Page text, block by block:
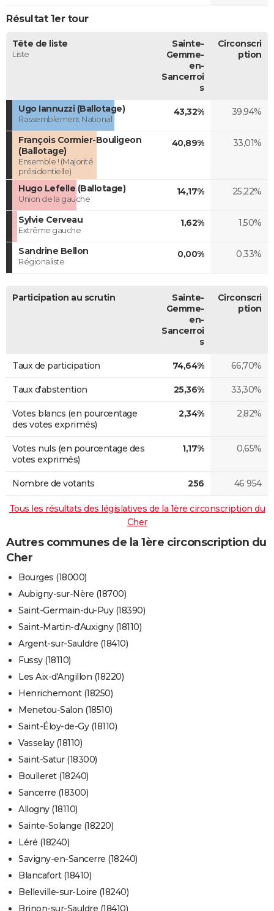
Résultat 1er tour
Tête de liste
Liste
Sainte-
Gemme-
en-
Sancerroi
s
Circonscri
ption
Ugo Iannuzzi (Ballotage)
Rassemblement National
43,32% 39,94%
François Cormier-Bouligeon
(Ballotage)
Ensemble ! (Majorité
présidentielle)
40,89% 33,01%
Hugo Lefelle (Ballotage)
Union de la gauche
14,17% 25,22%
Sylvie Cerveau
Extrême gauche
1,62% 1,50%
Sandrine Bellon
Régionaliste
0,00% 0,33%
Participation au scrutin
Sainte-
Gemme-
en-
Sancerroi
s
Circonscri
ption
Taux de participation 74,64% 66,70%
Taux d'abstention 25,36% 33,30%
Votes blancs (en pourcentage
des votes exprimés)
2,34% 2,82%
Votes nuls (en pourcentage des
votes exprimés)
1,17% 0,65%
Nombre de votants 256 46 954
Tous les résultats des législatives de la 1ère circonscription du
Cher
Autres communes de la 1ère circonscription du
Cher
Bourges (18000)
Aubigny-sur-Nère (18700)
Saint-Germain-du-Puy (18390)
Saint-Martin-d'Auxigny (18110)
Argent-sur-Sauldre (18410)
Fussy (18110)
Les Aix-d'Angillon (18220)
Henrichemont (18250)
Menetou-Salon (18510)
Saint-Éloy-de-Gy (18110)
Vasselay (18110)
Saint-Satur (18300)
Boulleret (18240)
Sancerre (18300)
Allogny (18110)
Sainte-Solange (18220)
Léré (18240)
Savigny-en-Sancerre (18240)
Blancafort (18410)
Belleville-sur-Loire (18240)
Brinon-sur-Sauldre (18410)